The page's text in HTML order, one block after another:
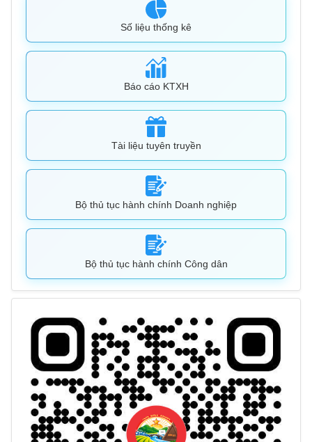
Số liệu thống kê
Báo cáo KTXH
Tài liệu tuyên truyền
Bộ thủ tục hành chính Doanh nghiệp
Bộ thủ tục hành chính Công dân